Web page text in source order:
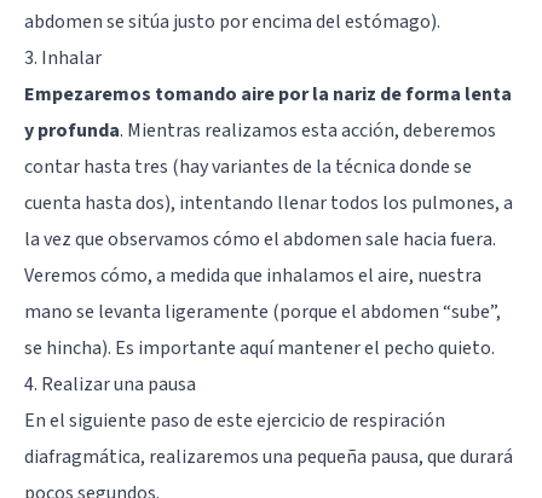
abdomen se sitúa justo por encima del estómago).
3. Inhalar
Empezaremos tomando aire por la nariz de forma lenta
y profunda. Mientras realizamos esta acción, deberemos
contar hasta tres (hay variantes de la técnica donde se
cuenta hasta dos), intentando llenar todos los pulmones, a
la vez que observamos cómo el abdomen sale hacia fuera.
Veremos cómo, a medida que inhalamos el aire, nuestra
mano se levanta ligeramente (porque el abdomen “sube”,
se hincha). Es importante aquí mantener el pecho quieto.
4. Realizar una pausa
En el siguiente paso de este ejercicio de respiración
diafragmática, realizaremos una pequeña pausa, que durará